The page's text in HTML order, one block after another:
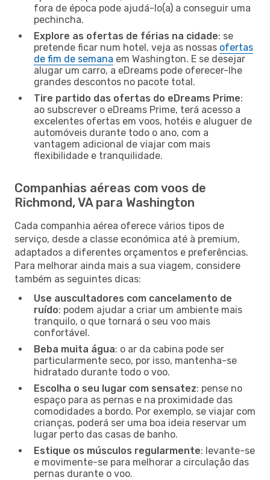
fora de época pode ajudá-lo(a) a conseguir uma
pechincha.
Explore as ofertas de férias na cidade: se
pretende ficar num hotel, veja as nossas ofertas
de fim de semana em Washington. E se desejar
alugar um carro, a eDreams pode oferecer-lhe
grandes descontos no pacote total.
Tire partido das ofertas do eDreams Prime:
ao subscrever o eDreams Prime, terá acesso a
excelentes ofertas em voos, hotéis e aluguer de
automóveis durante todo o ano, com a
vantagem adicional de viajar com mais
flexibilidade e tranquilidade.
Companhias aéreas com voos de
Richmond, VA para Washington
Cada companhia aérea oferece vários tipos de
serviço, desde a classe económica até à premium,
adaptados a diferentes orçamentos e preferências.
Para melhorar ainda mais a sua viagem, considere
também as seguintes dicas:
Use auscultadores com cancelamento de
ruído: podem ajudar a criar um ambiente mais
tranquilo, o que tornará o seu voo mais
confortável.
Beba muita água: o ar da cabina pode ser
particularmente seco, por isso, mantenha-se
hidratado durante todo o voo.
Escolha o seu lugar com sensatez: pense no
espaço para as pernas e na proximidade das
comodidades a bordo. Por exemplo, se viajar com
crianças, poderá ser uma boa ideia reservar um
lugar perto das casas de banho.
Estique os músculos regularmente: levante-se
e movimente-se para melhorar a circulação das
pernas durante o voo.